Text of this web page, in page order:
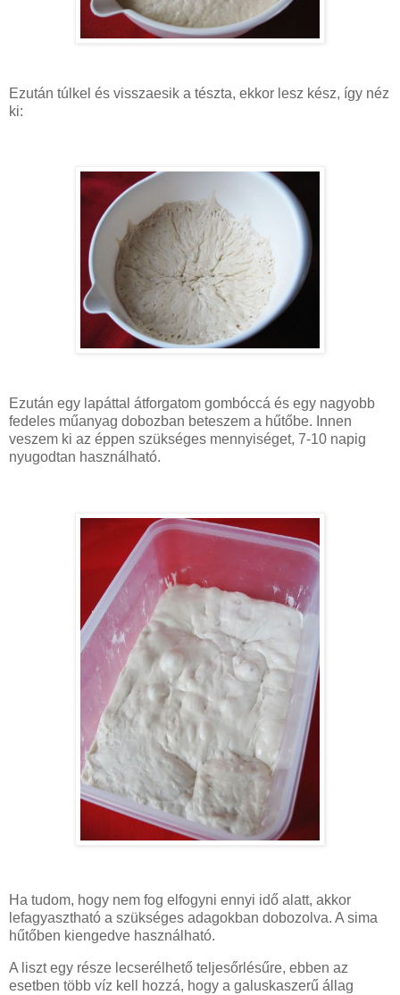
Ezután túlkel és visszaesik a tészta, ekkor lesz kész, így néz
ki:
Ezután egy lapáttal átforgatom gombóccá és egy nagyobb
fedeles műanyag dobozban beteszem a hűtőbe. Innen
veszem ki az éppen szükséges mennyiséget, 7-10 napig
nyugodtan használható.
Ha tudom, hogy nem fog elfogyni ennyi idő alatt, akkor
lefagyasztható a szükséges adagokban dobozolva. A sima
hűtőben kiengedve használható.
A liszt egy része lecserélhető teljesőrlésűre, ebben az
esetben több víz kell hozzá, hogy a galuskaszerű állag